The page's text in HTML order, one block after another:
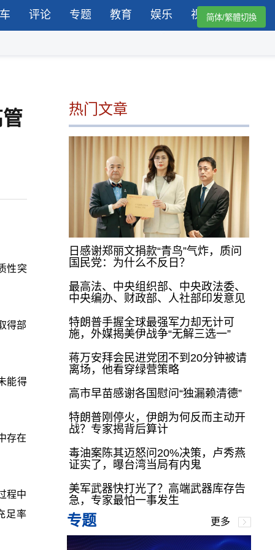
评论 专题 教育 娱乐 视频简体/繁體切換
性突
得部
能得
存在
程中
足率
热门文章
日感谢郑丽文捐款“青鸟”气炸，质问
国民党：为什么不反日？
最高法、中央组织部、中央政法委、
中央编办、财政部、人社部印发意见
特朗普手握全球最强军力却无计可
施，外媒揭美伊战争“无解三选一”
蒋万安拜会民进党团不到20分钟被请
离场，他看穿绿营策略
高市早苗感谢各国慰问“独漏赖清德”
特朗普刚停火，伊朗为何反而主动开
战？专家揭背后算计
毒油案陈其迈怒问20%决策，卢秀燕
证实了，曝台湾当局有内鬼
美军武器快打光了？高端武器库存告
急，专家最怕一事发生
专题 更多